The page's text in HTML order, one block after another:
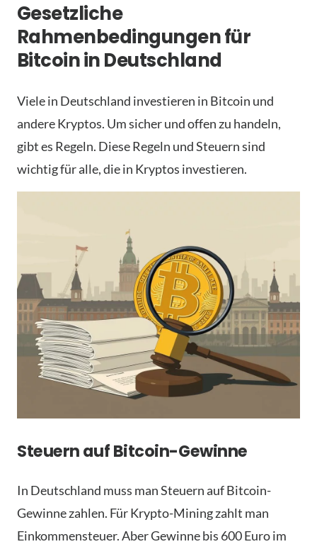
Gesetzliche
Rahmenbedingungen für
Bitcoin in Deutschland
Viele in Deutschland investieren in Bitcoin und
andere Kryptos. Um sicher und offen zu handeln,
gibt es Regeln. Diese Regeln und Steuern sind
wichtig für alle, die in Kryptos investieren.
Steuern auf Bitcoin-Gewinne
In Deutschland muss man Steuern auf Bitcoin-
Gewinne zahlen. Für Krypto-Mining zahlt man
Einkommensteuer. Aber Gewinne bis 600 Euro im